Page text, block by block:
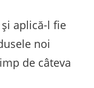
aplică-l fie
noi
de câteva